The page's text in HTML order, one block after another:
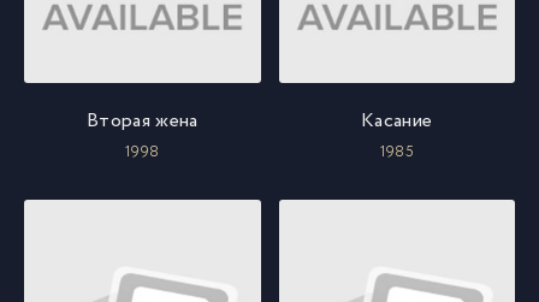
Вторая жена
1998
Касание
1985